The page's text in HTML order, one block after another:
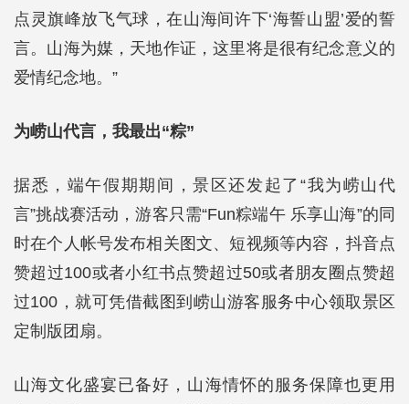
点灵旗峰放飞气球，在山海间许下‘海誓山盟’爱的誓
言。山海为媒，天地作证，这里将是很有纪念意义的
爱情纪念地。”
为崂山代言，我最出“粽”
据悉，端午假期期间，景区还发起了“我为崂山代
言”挑战赛活动，游客只需“Fun粽端午 乐享山海”的同
时在个人帐号发布相关图文、短视频等内容，抖音点
赞超过100或者小红书点赞超过50或者朋友圈点赞超
过100，就可凭借截图到崂山游客服务中心领取景区
定制版团扇。
山海文化盛宴已备好，山海情怀的服务保障也更用